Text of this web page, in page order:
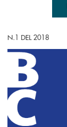
N.1 DEL 2018